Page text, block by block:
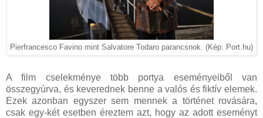
Pierfrancesco Favino mint Salvatore Todaro parancsnok. (Kép: Port.hu)
A film cselekménye több portya eseményeiből van
összegyúrva, és keverednek benne a valós és fiktív elemek.
Ezek azonban egyszer sem mennek a történet rovására,
csak egy-két esetben éreztem azt, hogy az adott eseményt